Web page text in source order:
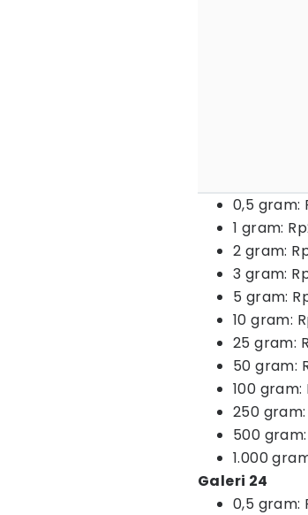
0,5 gram:
1 gram:
2 gram:
3 gram:
5 gram:
10 gram:
25 gram:
50 gram:
100 gram:
250
500 gram:
1.000
Galeri 24
0,5 gram: